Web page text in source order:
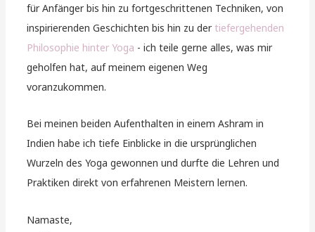
für Anfänger bis hin zu fortgeschrittenen Techniken, von
inspirierenden Geschichten bis hin zu der tiefergehenden
Philosophie hinter Yoga - ich teile gerne alles, was mir
geholfen hat, auf meinem eigenen Weg
voranzukommen.
Bei meinen beiden Aufenthalten in einem Ashram in
Indien habe ich tiefe Einblicke in die ursprünglichen
Wurzeln des Yoga gewonnen und durfte die Lehren und
Praktiken direkt von erfahrenen Meistern lernen.
Namaste,